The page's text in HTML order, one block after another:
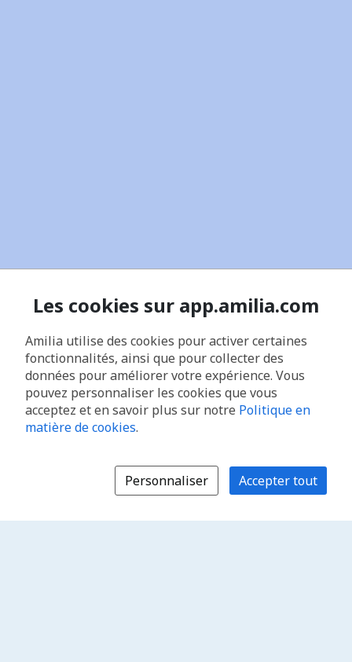
Les cookies sur app.amilia.com
Amilia utilise des cookies pour activer certaines
fonctionnalités, ainsi que pour collecter des
données pour améliorer votre expérience. Vous
pouvez personnaliser les cookies que vous
acceptez et en savoir plus sur notre Politique en
matière de cookies.
Personnaliser Accepter tout